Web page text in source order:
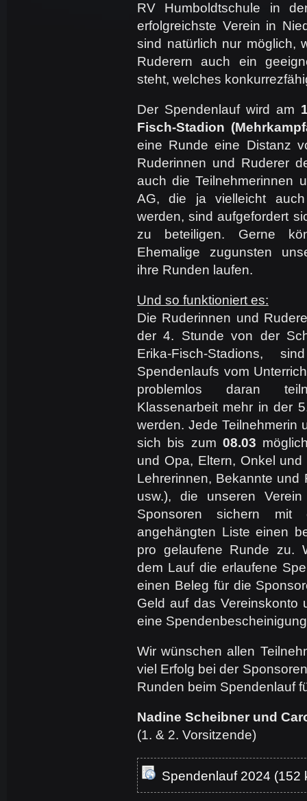
RV Humboldtschule in
erfolgreichste Verein in
sind natürlich nur möglich,
Ruderern auch ein
steht, welches
Der Spendenlauf wird am
Fisch-Stadion
eine Runde eine Distanz
Ruderinnen und Ruderer
auch die Teilnehmerinnen
AG, die ja vielleicht
werden, sind aufgefordert
zu beteiligen. Gerne
Ehemalige zugunsten
ihre Runden laufen.
Und so funktioniert es:
Die Ruderinnen und
der 4. Stunde von der
Erika-Fisch-Stadions,
Spendenlaufs vom
problemlos daran
Klassenarbeit mehr in der
werden. Jede Teilnehmerin
sich bis zum 08.03
und Opa, Eltern, Onkel
Lehrerinnen, Bekannte und
usw.), die unseren
Sponsoren sichern
angehängten Liste einen
pro gelaufene Runde zu.
dem Lauf die erlaufene
einen Beleg für die
Geld auf das Vereinskonto
eine
Wir wünschen allen
viel Erfolg bei der
Runden beim Spendenlauf
Nadine Scheibner und
(1. & 2. Vorsitzende)
Spendenlauf 2024 (152